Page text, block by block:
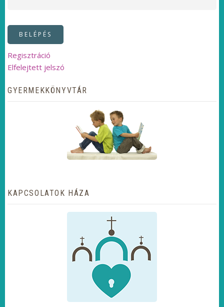
Regisztráció
Elfelejtett jelszó
GYERMEKKÖNYVTÁR
KAPCSOLATOK HÁZA